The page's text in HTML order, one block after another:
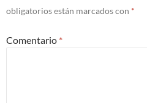
obligatorios están marcados con *
Comentario *